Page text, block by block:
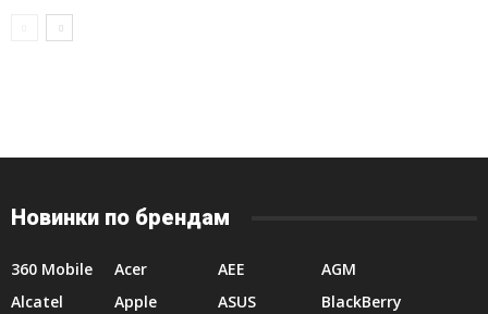
Новинки по брендам
360 Mobile Acer AEE
AGM
Alcatel
Apple ASUS
BlackBerry